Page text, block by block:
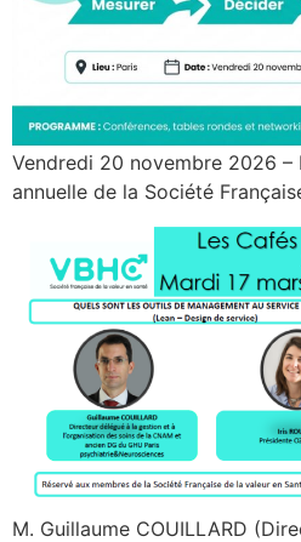
Vendredi 20 novembre 2026 –
annuelle de la Société
M. Guillaume COUILLARD